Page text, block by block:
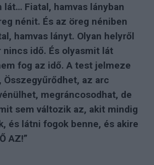
lát… Fiatal, hamvas lányban
nénit. És az öreg néniben
hamvas lányt. Olyan helyről
nincs idő. És olyasmit lát
fog az idő. A test jelmeze
Összegyűrődhet, az arc
megráncosodhat, de
sem változik az, akit mindig
és látni fogok benne, és akire
AZ!”